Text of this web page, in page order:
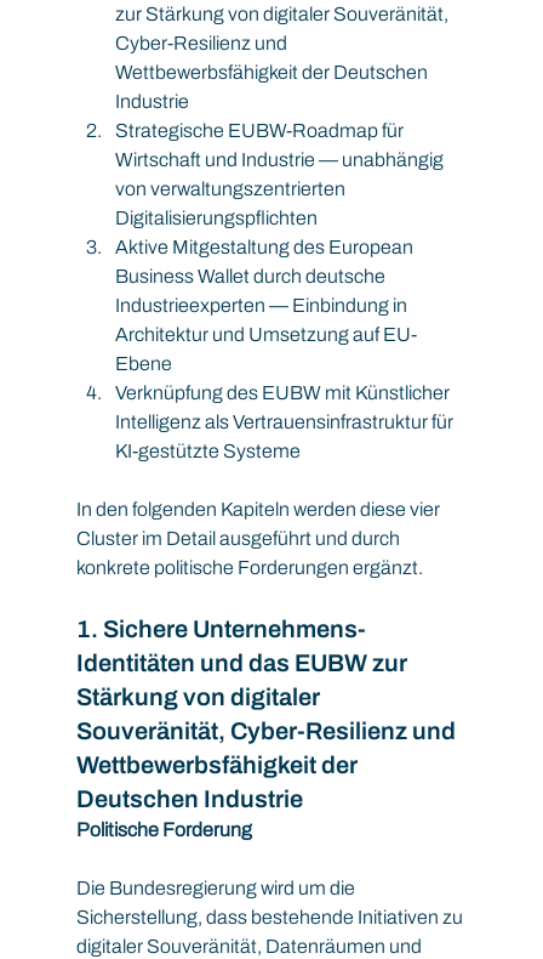
zur Stärkung von digitaler Souveränität,
Cyber-Resilienz und
Wettbewerbsfähigkeit der Deutschen
Industrie
Strategische EUBW-Roadmap für
Wirtschaft und Industrie — unabhängig
von verwaltungszentrierten
Digitalisierungspflichten
Aktive Mitgestaltung des European
Business Wallet durch deutsche
Industrieexperten — Einbindung in
Architektur und Umsetzung auf EU-
Ebene
Verknüpfung des EUBW mit Künstlicher
Intelligenz als Vertrauensinfrastruktur für
KI-gestützte Systeme
In den folgenden Kapiteln werden diese vier
Cluster im Detail ausgeführt und durch
konkrete politische Forderungen ergänzt.
1. Sichere Unternehmens-
Identitäten und das EUBW zur
Stärkung von digitaler
Souveränität, Cyber-Resilienz und
Wettbewerbsfähigkeit der
Deutschen Industrie
Politische Forderung
Die Bundesregierung wird um die
Sicherstellung, dass bestehende Initiativen zu
digitaler Souveränität, Datenräumen und